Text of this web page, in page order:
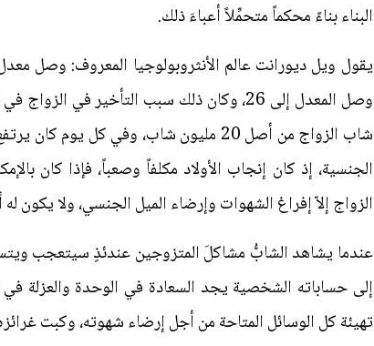
البناء بناءً محكماً متحمِّلاً أعباءَ ذلك.
شاب الزواج من أصل 20 مليون شاب، وفي
الجنسية، إذ كان إنجاب الأولاد مكلفاً وصعباً، فإذا كان
الزواج إلاّ إفراغ الشهوات وإرضاء الميل الجنسي، ولا يكون
عندما يشاهد الشابُّ مشاكلَ المتزوجين عندئذٍ سيتعجب
إلى حساباته الشخصية يجد السعادة في الوحدة والعزلة
تهيئة كل الوسائل المتاحة من أجل إرضاء شهوته، وكبت